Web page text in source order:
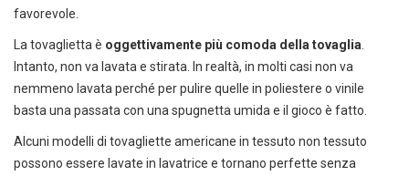
favorevole.
La tovaglietta è oggettivamente più comoda della tovaglia
Intanto, non va lavata e stirata. In realtà, in molti casi non va
nemmeno lavata perché per pulire quelle in poliestere o vinile
basta una passata con una spugnetta umida e il gioco è fatto.
Alcuni modelli di tovagliette americane in tessuto non tessuto
possono essere lavate in lavatrice e tornano perfette senza